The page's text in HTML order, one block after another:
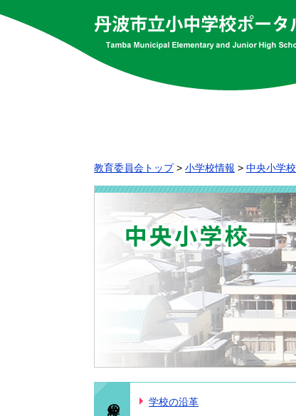
教育委員会トップ > 小学校情報 > 中央小学校
学校の概要 学校の沿革